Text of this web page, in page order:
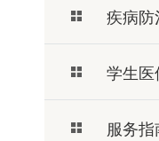
疾病防
学生医
服务